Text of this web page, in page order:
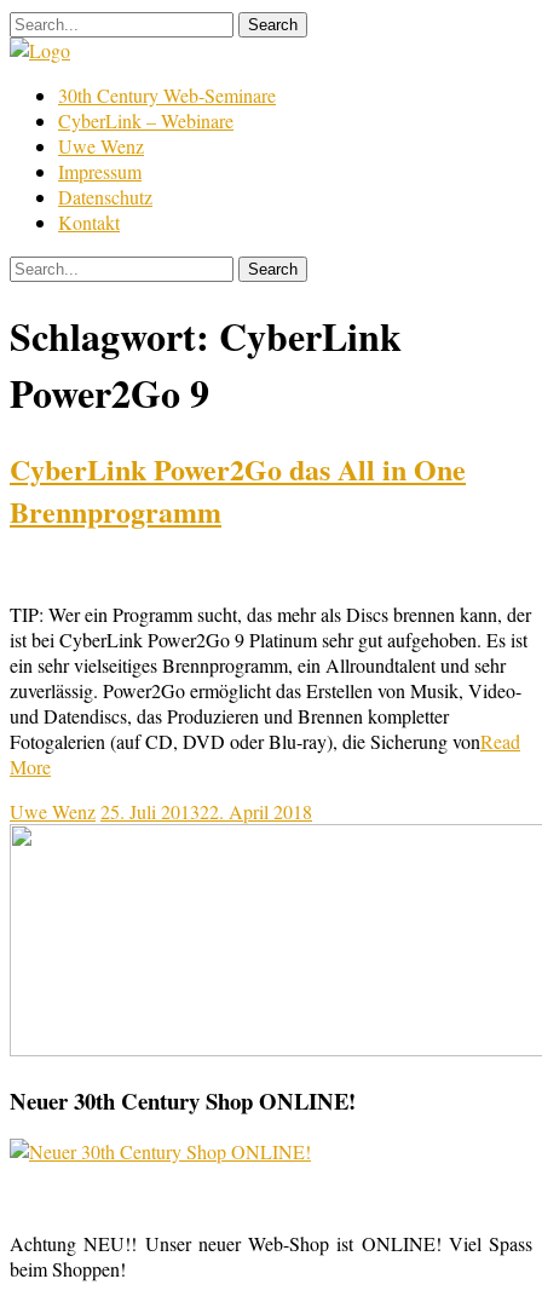
Skip
to
Film
Bearbeitung
30th Century Web-Seminare
CyberLink – Webinare
Uwe Wenz
Impressum
Datenschutz
Kontakt
Schlagwort: CyberLink
Power2Go 9
CyberLink Power2Go das All in One
Brennprogramm
TIP: Wer ein Programm sucht, das mehr als Discs brennen kann, der
ist bei CyberLink Power2Go 9 Platinum sehr gut aufgehoben. Es ist
ein sehr vielseitiges Brennprogramm, ein Allroundtalent und sehr
zuverlässig. Power2Go ermöglicht das Erstellen von Musik, Video-
und Datendiscs, das Produzieren und Brennen kompletter
Fotogalerien (auf CD, DVD oder Blu-ray), die Sicherung vonRead
More
Uwe Wenz25. Juli 201322. April 2018
Neuer 30th Century Shop ONLINE!
Achtung NEU!! Unser neuer Web-Shop ist ONLINE! Viel Spass
beim Shoppen!